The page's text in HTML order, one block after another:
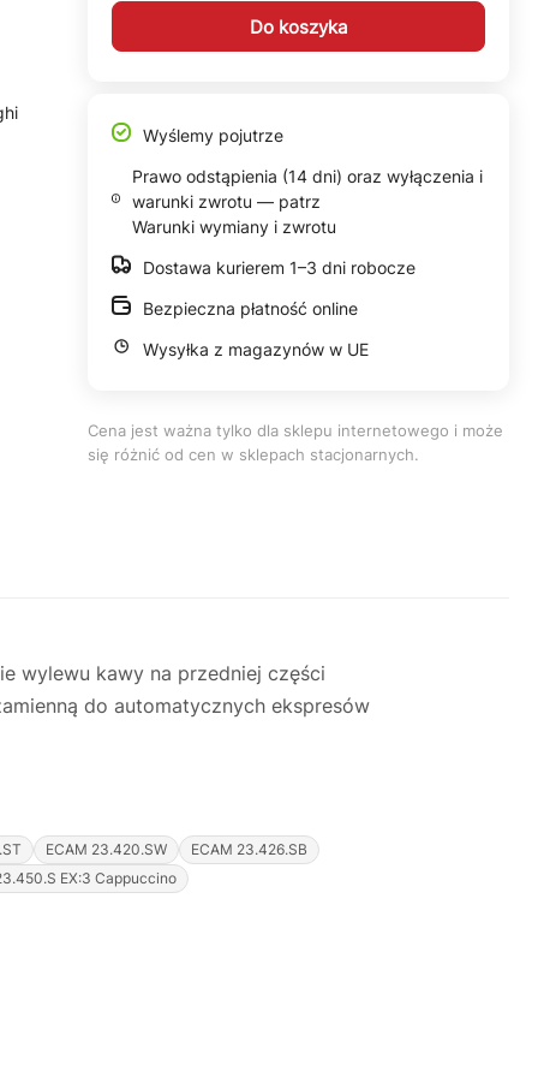
Do koszyka
Wyślemy pojutrze
Prawo odstąpienia (14 dni) oraz wyłączenia i
warunki zwrotu — patrz
Warunki wymiany i zwrotu
Dostawa kurierem 1–3 dni robocze
Bezpieczna płatność online
Wysyłka z magazynów w UE
Cena jest ważna tylko dla sklepu internetowego i może
się różnić od cen w sklepach stacjonarnych.
wylewu kawy na przedniej części
do automatycznych ekspresów
ECAM 23.420.SW
ECAM 23.426.SB
EX:3 Cappuccino
Justyna — konsultant AI